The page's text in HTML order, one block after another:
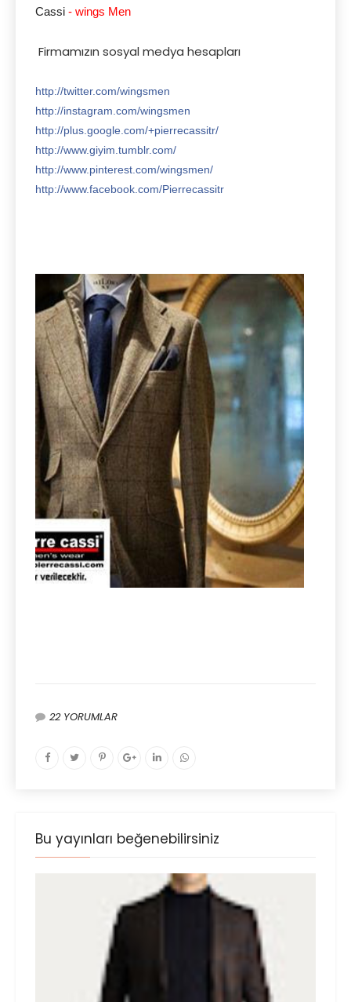
Cassi - wings Men
Firmamızın sosyal medya hesapları
http://twitter.com/wingsmen
http://instagram.com/wingsmen
http://plus.google.com/+pierrecassitr/
http://www.giyim.tumblr.com/
http://www.pinterest.com/wingsmen/
http://www.facebook.com/Pierrecassitr
22 YORUMLAR
Bu yayınları beğenebilirsiniz